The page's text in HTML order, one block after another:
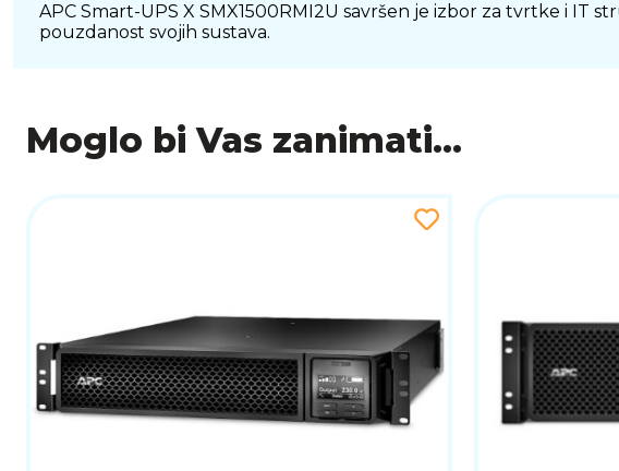
APC Smart-UPS X SMX1500RMI2U savršen je izbor za tvrtke i
pouzdanost svojih sustava.
Moglo bi Vas zanimati...